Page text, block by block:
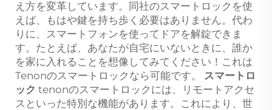
え方を変革しています。同社のスマートロックを使
えば、もはや鍵を持ち歩く必要はありません。代わ
りに、スマートフォンを使ってドアを解錠できま
す。たとえば、あなたが自宅にいないときに、誰か
を家に入れることを想像してみてください！これは
Tenonのスマートロックなら可能です。 スマートロ
ック tenonのスマートロックには、リモートアクセ
スといった特別な機能があります。これにより、世